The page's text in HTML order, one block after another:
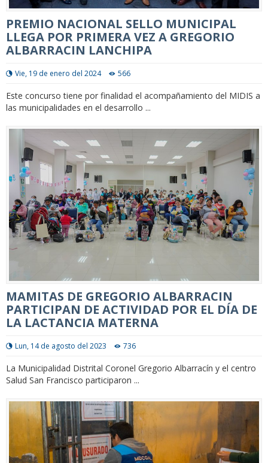
PREMIO NACIONAL SELLO MUNICIPAL
LLEGA POR PRIMERA VEZ A GREGORIO
ALBARRACIN LANCHIPA
Vie, 19 de enero del 2024 566
Este concurso tiene por finalidad el acompañamiento del MIDIS a
las municipalidades en el desarrollo ...
MAMITAS DE GREGORIO ALBARRACIN
PARTICIPAN DE ACTIVIDAD POR EL DÍA DE
LA LACTANCIA MATERNA
Lun, 14 de agosto del 2023 736
La Municipalidad Distrital Coronel Gregorio Albarracín y el centro
Salud San Francisco participaron ...